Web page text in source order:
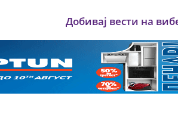
Добивај вести на